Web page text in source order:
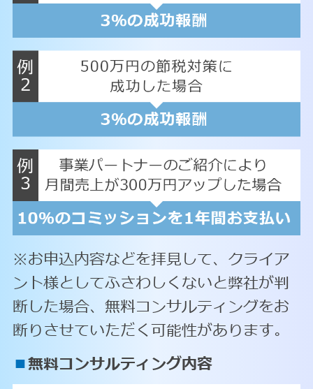
※お申込内容などを拝見して、クライア
ント様としてふさわしくないと弊社が判
断した場合、無料コンサルティングをお
断りさせていただく可能性があります。
■無料コンサルティング内容